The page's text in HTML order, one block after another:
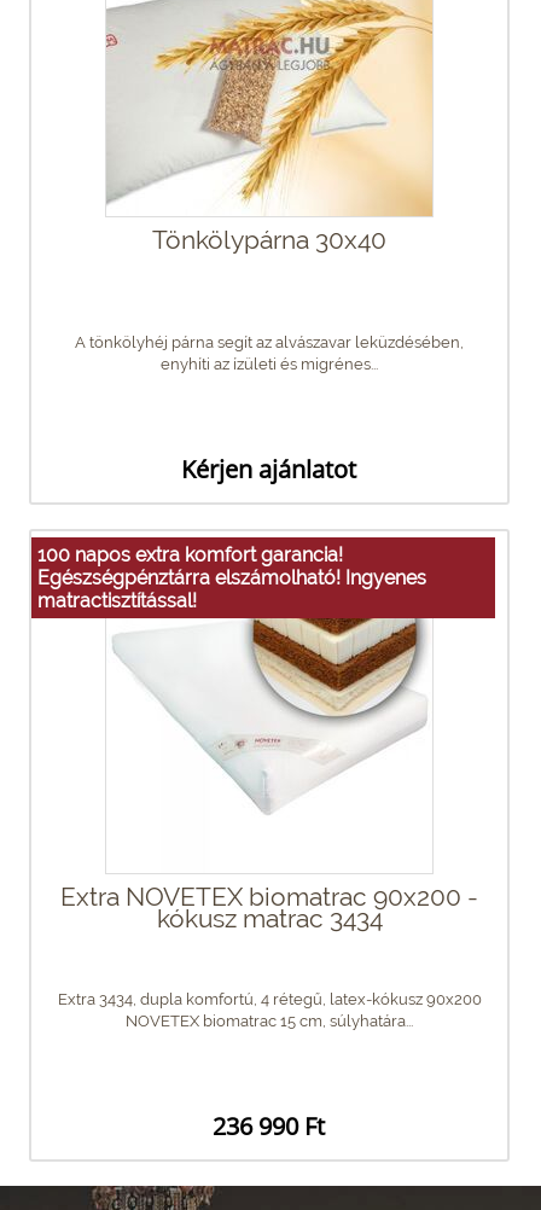
Tönkölypárna 30x40
A tönkölyhéj párna segít az alvászavar leküzdésében,
enyhíti az ízületi és migrénes...
Kérjen ajánlatot
100 napos extra komfort garancia!
Egészségpénztárra elszámolható! Ingyenes
matractisztítással!
Extra NOVETEX biomatrac 90x200 -
kókusz matrac 3434
Extra 3434, dupla komfortú, 4 rétegű, latex-kókusz 90x200
NOVETEX biomatrac 15 cm, súlyhatára...
236 990 Ft